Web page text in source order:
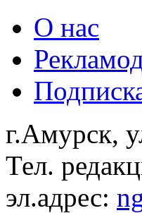
О нас
г.Амурск,
Тел.
эл.адрес: